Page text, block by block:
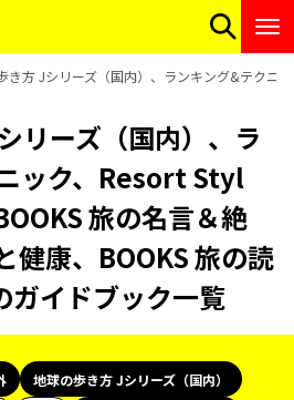
き方 Jシリーズ（国内）、ランキング&テクニ
リーズ（国内）、ラ
ック、Resort Styl
旅の名言＆絶
健康、BOOKS 旅の読
ガイドブック一覧
地球の歩き方 Jシリーズ（国内）